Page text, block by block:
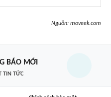
Nguồn: moveek.com
BÁO MỚI
TIN TỨC